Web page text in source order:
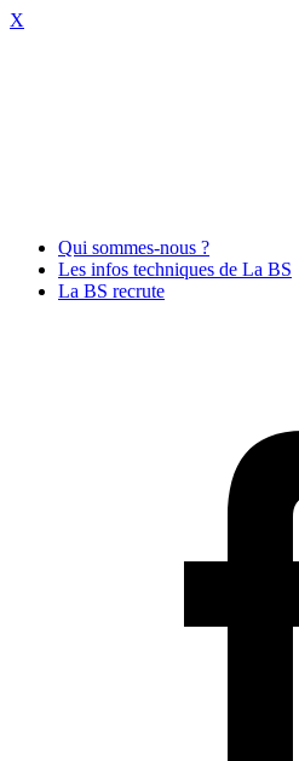
X
Qui sommes-nous ?
Les infos techniques de La BS
La BS recrute